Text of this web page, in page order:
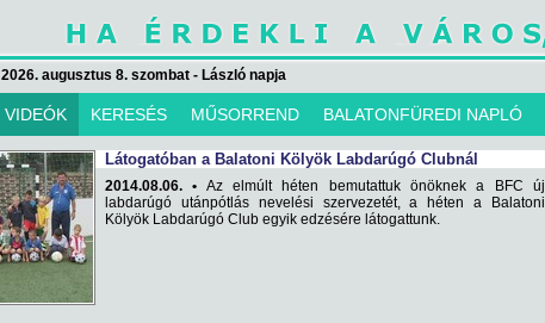
2026. augusztus 8. szombat - László napja
VIDEÓK KERESÉS MŰSORREND BALATONFÜREDI NAPLÓ
Látogatóban a Balatoni Kölyök Labdarúgó Clubnál
2014.08.06. • Az elmúlt héten bemutattuk önöknek a BFC új
labdarúgó utánpótlás nevelési szervezetét, a héten a Balatoni
Kölyök Labdarúgó Club egyik edzésére látogattunk.